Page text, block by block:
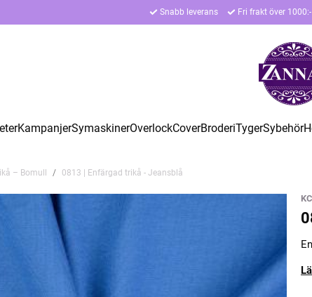
Snabb leverans Fri frakt över 1000:-
KampanjerSymaskinerOverlockCoverBroderiTygerSybehör
– Bomull 0813 | Enfärgad trikå - Jeansblå
KC